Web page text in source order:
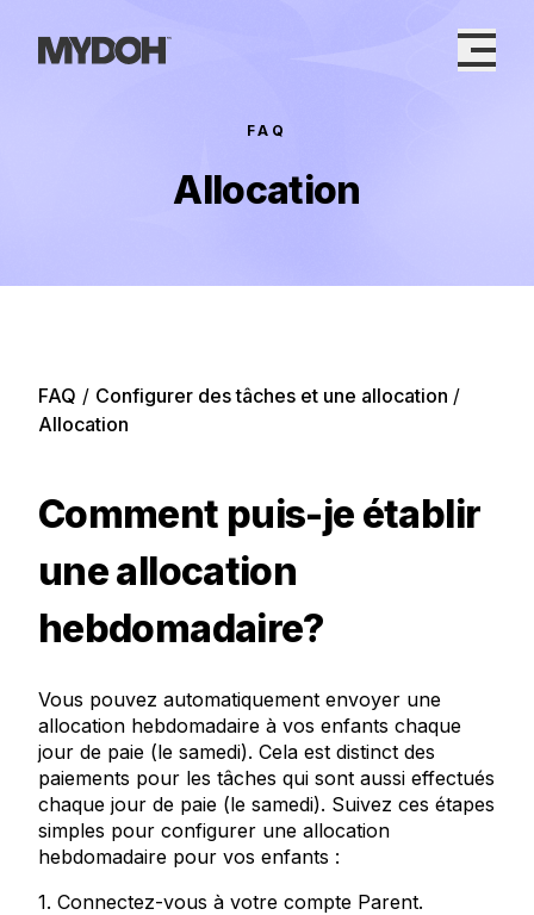
content
FAQ
Allocation
FAQ / Configurer des tâches et une allocation /
Allocation
Comment puis-je établir
une allocation
hebdomadaire?
Vous pouvez automatiquement envoyer une
allocation hebdomadaire à vos enfants chaque
jour de paie (le samedi). Cela est distinct des
paiements pour les tâches qui sont aussi effectués
chaque jour de paie (le samedi). Suivez ces étapes
simples pour configurer une allocation
hebdomadaire pour vos enfants :
1. Connectez-vous à votre compte Parent.